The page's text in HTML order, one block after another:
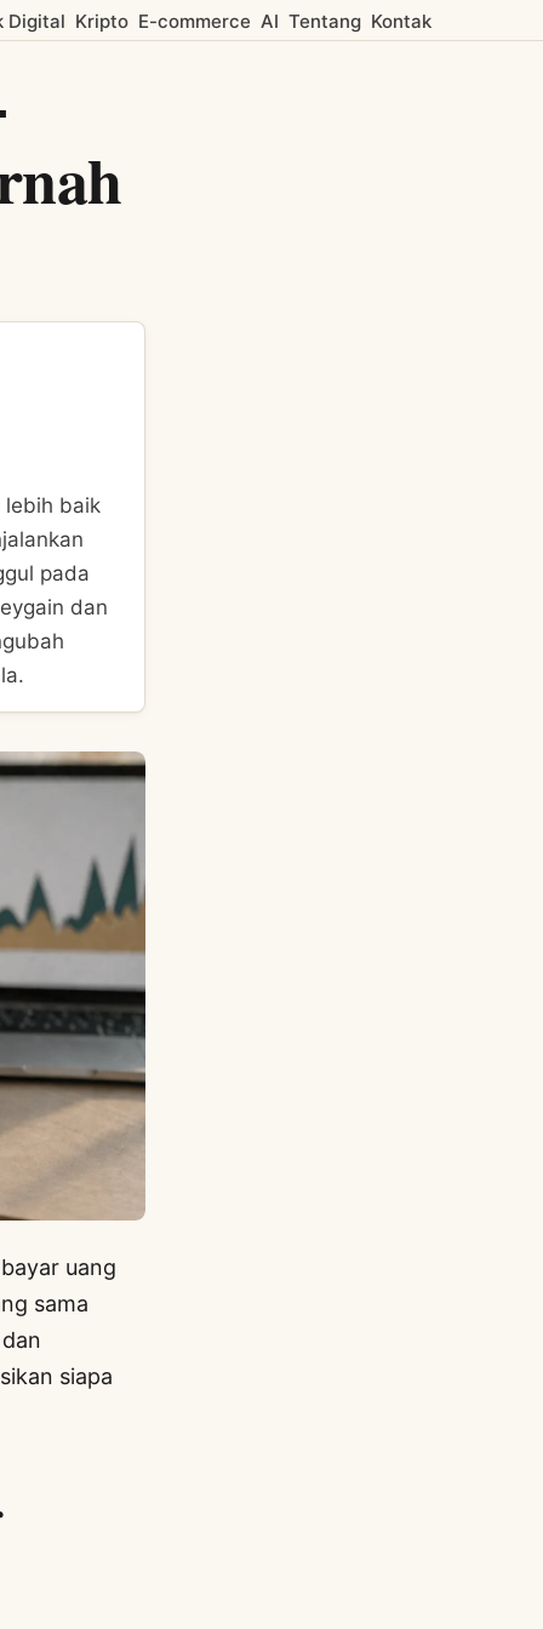
Digital Kripto E-commerce AI Tentang Kontak
lebih baik
pada
dan
uang
sama
siapa